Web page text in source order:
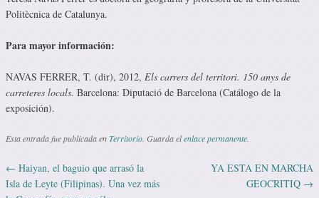
Politècnica de Catalunya.
Para mayor información:
NAVAS FERRER, T. (dir), 2012, Els carrers del territori. 150 anys de
carreteres locals. Barcelona: Diputació de Barcelona (Catálogo de la
exposición).
Esta entrada fue publicada enTerritorio. Guarda elenlace permanente.
Navegación de entradas
← Haiyan, el baguio que arrasó la
Isla de Leyte (Filipinas). Una vez más
YA ESTA EN MARCHA
GEOCRITIQ →